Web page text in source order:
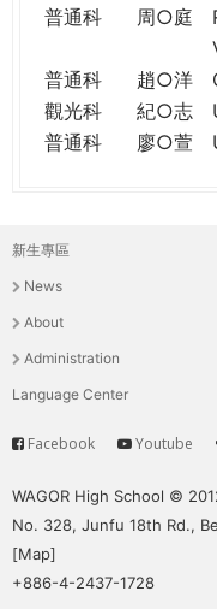
THE
PUTTING
YOU
ON
PATH
GLOBAL
CITIZENSHIP
普通科
周○庭
普通科
趙○洋
觀光科
紀○志
普通科
廖○萱
主
選
單
新生專區
News
About
Administration
Language Center
Service
Facebook Youtube
WAGOR High School ©
No. 328, Junfu 18th Rd.,
[Map]
+886-4-2437-1728